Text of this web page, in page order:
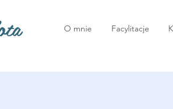
O mnie Facylitacje